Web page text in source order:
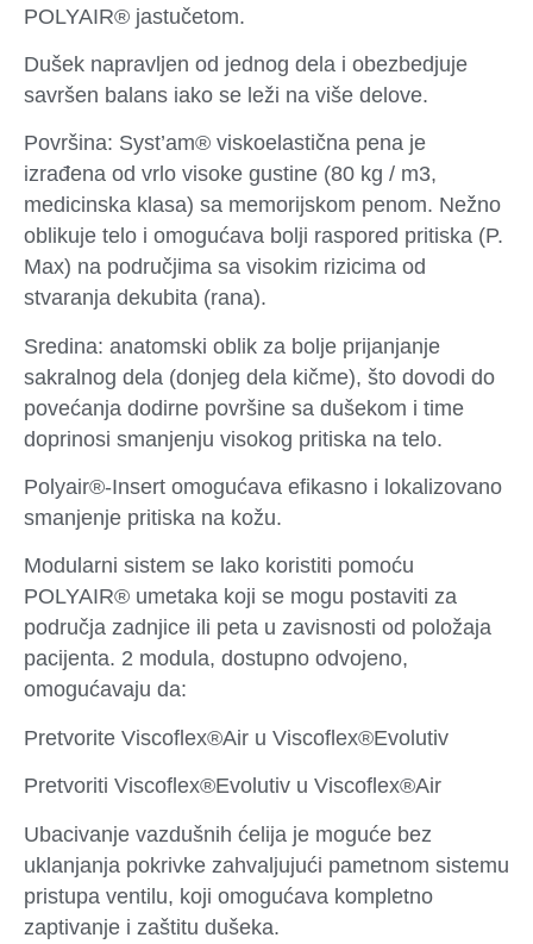
POLYAIR® jastučetom.
Dušek napravljen od jednog dela i obezbedjuje
savršen balans iako se leži na više delove.
Površina: Syst’am® viskoelastična pena je
izrađena od vrlo visoke gustine (80 kg / m3,
medicinska klasa) sa memorijskom penom. Nežno
oblikuje telo i omogućava bolji raspored pritiska (P.
Max) na područjima sa visokim rizicima od
stvaranja dekubita (rana).
Sredina: anatomski oblik za bolje prijanjanje
sakralnog dela (donjeg dela kičme), što dovodi do
povećanja dodirne površine sa dušekom i time
doprinosi smanjenju visokog pritiska na telo.
Polyair®-Insert omogućava efikasno i lokalizovano
smanjenje pritiska na kožu.
Modularni sistem se lako koristiti pomoću
POLYAIR® umetaka koji se mogu postaviti za
područja zadnjice ili peta u zavisnosti od položaja
pacijenta. 2 modula, dostupno odvojeno,
omogućavaju da:
Pretvorite Viscoflex®Air u Viscoflex®Evolutiv
Pretvoriti Viscoflex®Evolutiv u Viscoflex®Air
Ubacivanje vazdušnih ćelija je moguće bez
uklanjanja pokrivke zahvaljujući pametnom sistemu
pristupa ventilu, koji omogućava kompletno
zaptivanje i zaštitu dušeka.